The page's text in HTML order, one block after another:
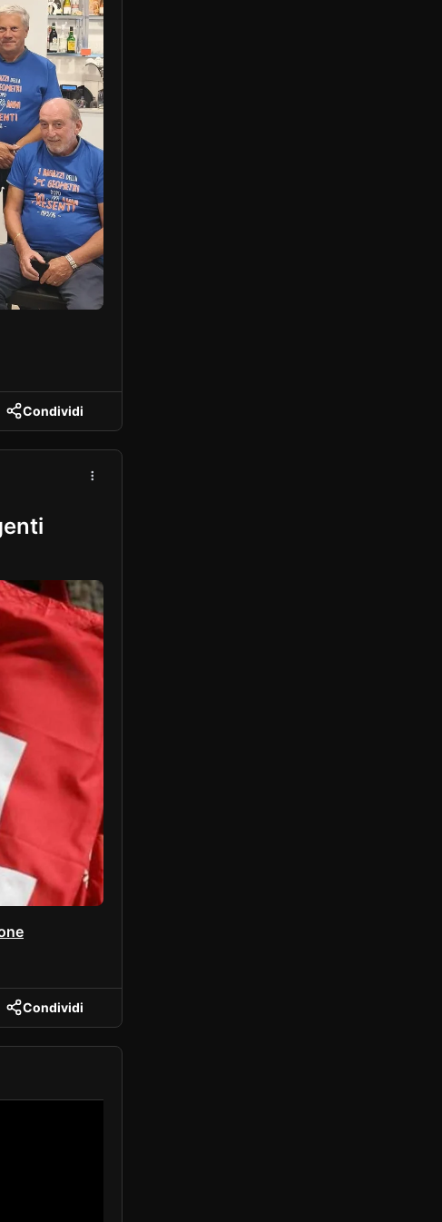
Condividi
Condividi